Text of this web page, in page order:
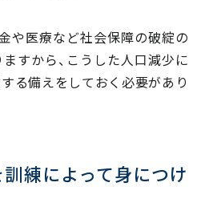
や医療など社会保障の破綻の
すから、こうした人口減少に
る備えをしておく必要があり
訓練によって身につけ